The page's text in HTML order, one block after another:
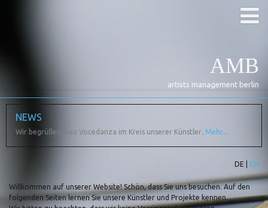
AMB
artists management berlin
NEWS
Wir begrüßen Duo Vocedanza im Kreis unserer Künstler Mehr...
DE | EN
Willkommen auf unserer Website! Schön, dass Sie uns besuchen. Auf den
folgenden Seiten lernen Sie unsere Künstler und Projekte kennen.